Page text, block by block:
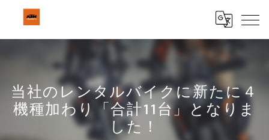
当社のレンタルバイクに新たに４
機種加わり「合計11台」となりま
した！